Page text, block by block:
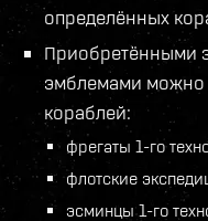
определённых
Приобретёнными
эмблемами можно
кораблей:
фрегаты 1-го
флотские
эсминцы 1-го